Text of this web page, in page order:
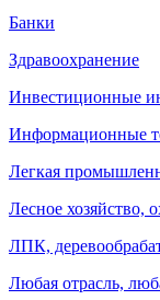
Банки
Здравоохранение
Инвестиционные
Информационные
Легкая
Лесное хозяйство,
ЛПК,
Любая отрасль,